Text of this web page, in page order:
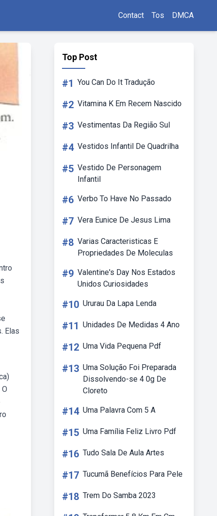
Contact Tos DMCA
Elas
Top Post
#1 You Can Do It Tradução
#2 Vitamina K Em Recem Nascido
#3 Vestimentas Da Região Sul
#4 Vestidos Infantil De Quadrilha
#5 Vestido De Personagem
Infantil
#6 Verbo To Have No Passado
#7 Vera Eunice De Jesus Lima
#8 Varias Caracteristicas E
Propriedades De Moleculas
#9 Valentine's Day Nos Estados
Unidos Curiosidades
#10 Ururau Da Lapa Lenda
#11 Unidades De Medidas 4 Ano
#12 Uma Vida Pequena Pdf
#13 Uma Solução Foi Preparada
Dissolvendo-se 4 0g De
Cloreto
#14 Uma Palavra Com 5 A
#15 Uma Família Feliz Livro Pdf
#16 Tudo Sala De Aula Artes
#17 Tucumã Benefícios Para Pele
#18 Trem Do Samba 2023